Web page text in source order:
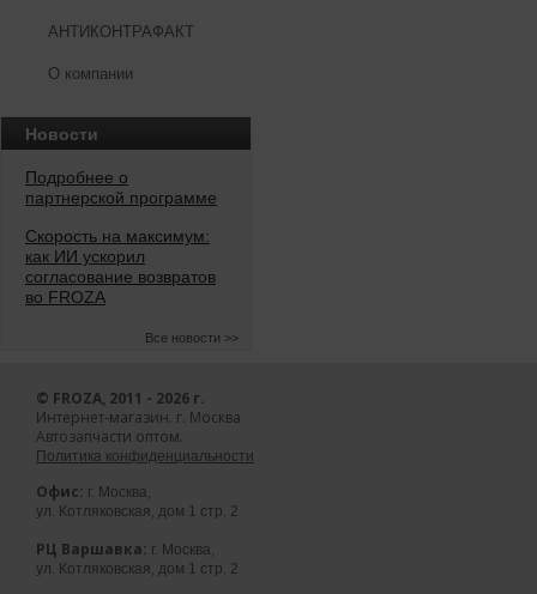
АНТИКОНТРАФАКТ
О компании
Новости
Подробнее о
партнерской программе
Скорость на максимум:
как ИИ ускорил
согласование возвратов
во FROZA
Все новости >>
© FROZA, 2011 - 2026 г.
Интернет-магазин. г. Москва
Автозапчасти оптом.
Политика конфиденциальности
Офис: г. Москва,
ул. Котляковская, дом 1 стр. 2
РЦ Варшавка: г. Москва,
ул. Котляковская, дом 1 стр. 2